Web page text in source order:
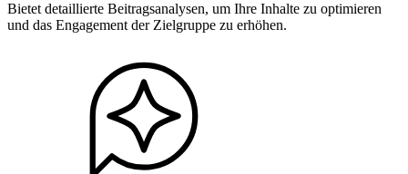
Bietet detaillierte Beitragsanalysen, um Ihre Inhalte zu optimieren
und das Engagement der Zielgruppe zu erhöhen.